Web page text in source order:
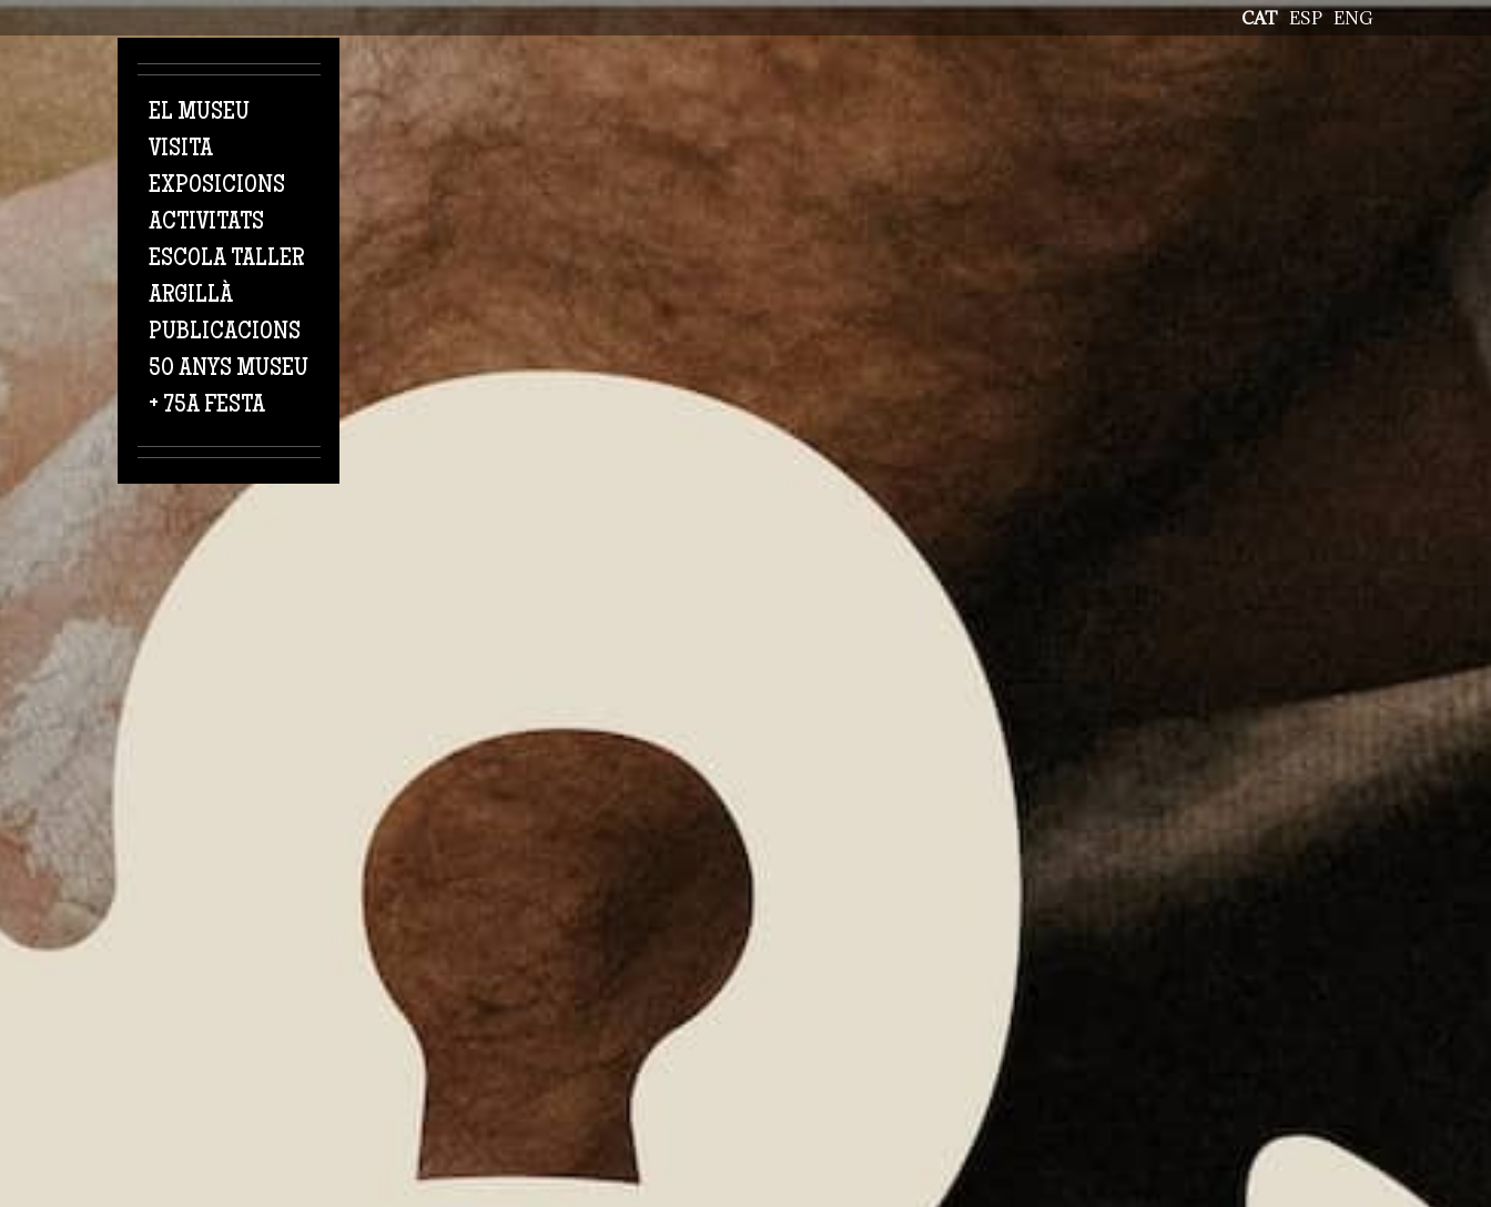
Vés al contingut ENG
ESP
CAT
EL MUSEU
VISITA
EXPOSICIONS
ACTIVITATS
ESCOLA TALLER
ARGILLÀ
PUBLICACIONS
50 ANYS MUSEU
+ 75A FESTA